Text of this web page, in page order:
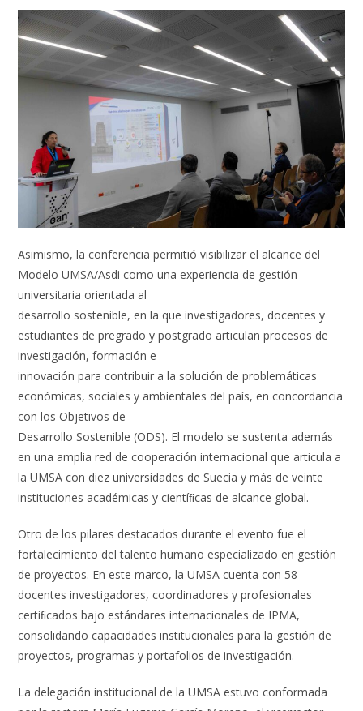
Asimismo, la conferencia permitió visibilizar el alcance del
Modelo UMSA/Asdi como una experiencia de gestión
universitaria orientada al
desarrollo sostenible, en la que investigadores, docentes y
estudiantes de pregrado y postgrado articulan procesos de
investigación, formación e
innovación para contribuir a la solución de problemáticas
económicas, sociales y ambientales del país, en concordancia
con los Objetivos de
Desarrollo Sostenible (ODS). El modelo se sustenta además
en una amplia red de cooperación internacional que articula a
la UMSA con diez universidades de Suecia y más de veinte
instituciones académicas y cientíﬁcas de alcance global.
Otro de los pilares destacados durante el evento fue el
fortalecimiento del talento humano especializado en gestión
de proyectos. En este marco, la UMSA cuenta con 58
docentes investigadores, coordinadores y profesionales
certiﬁcados bajo estándares internacionales de IPMA,
consolidando capacidades institucionales para la gestión de
proyectos, programas y portafolios de investigación.
La delegación institucional de la UMSA estuvo conformada